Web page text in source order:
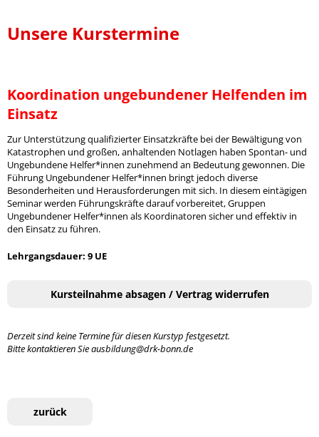
Unsere Kurstermine
Koordination ungebundener Helfenden im
Einsatz
Zur Unterstützung qualifizierter Einsatzkräfte bei der Bewältigung von
Katastrophen und großen, anhaltenden Notlagen haben Spontan- und
Ungebundene Helfer*innen zunehmend an Bedeutung gewonnen. Die
Führung Ungebundener Helfer*innen bringt jedoch diverse
Besonderheiten und Herausforderungen mit sich. In diesem eintägigen
Seminar werden Führungskräfte darauf vorbereitet, Gruppen
Ungebundener Helfer*innen als Koordinatoren sicher und effektiv in
den Einsatz zu führen.
Lehrgangsdauer: 9 UE
Kursteilnahme absagen / Vertrag widerrufen
Derzeit sind keine Termine für diesen Kurstyp festgesetzt.
Bitte kontaktieren Sie ausbildung@drk-bonn.de
zurück